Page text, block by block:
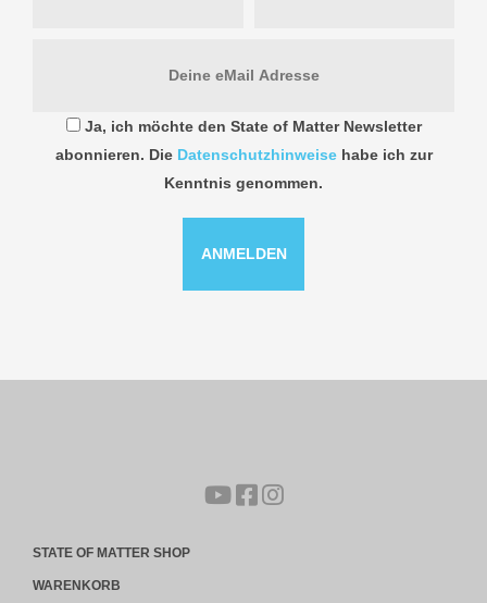
Ja, ich möchte den State of Matter Newsletter
abonnieren. Die Datenschutzhinweisehabe ich zur
Kenntnis genommen.
STATE OF MATTER SHOP
WARENKORB